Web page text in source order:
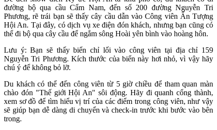
đường bộ qua cầu Cẩm Nam, đến số 200 đường Nguyễn Tri
Phương, rẽ trái bạn sẽ thấy cây cầu dẫn vào Công viên Ấn Tượng
Hội An. Tại đây, có dịch vụ xe điện đón khách, nhưng bạn cũng có
thể đi bộ qua cây cầu để ngắm sông Hoài yên bình vào hoàng hôn.
Lưu ý: Bạn sẽ thấy biển chỉ lối vào công viên tại địa chỉ 159
Nguyễn Tri Phương. Kích thước của biển này hơi nhỏ, vì vậy hãy
chú ý để không bỏ lỡ.
Du khách có thể đến công viên từ 5 giờ chiều để tham quan màn
chào đón "Thế giới Hội An" sôi động. Hãy đi quanh cổng thành,
xem sơ đồ để tìm hiểu vị trí của các điểm trong công viên, như vậy
sẽ giúp bạn dễ dàng di chuyển và check-in trước khi bước vào bên
trong.